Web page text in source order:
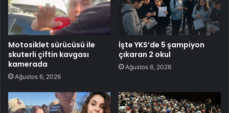
Motosiklet sürücüsü ile
skuterli çiftin kavgası
kamerada
Ağustos 6, 2026
İşte YKS’de 5 şampiyon
çıkaran 2 okul
Ağustos 6, 2026